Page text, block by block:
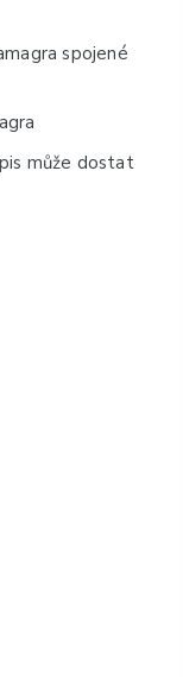
spojené
může dostat